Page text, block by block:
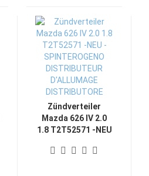
Zündverteiler
Mazda 626 IV 2.0
1.8 T2T52571 -NEU
DISTRIBUTEUR